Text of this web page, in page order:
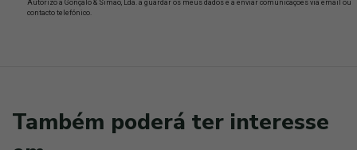
Autorizo a Gonçalo & Simão, Lda. a guardar os meus dados e a enviar comunicações via email ou
contacto telefónico.
Também poderá ter interesse